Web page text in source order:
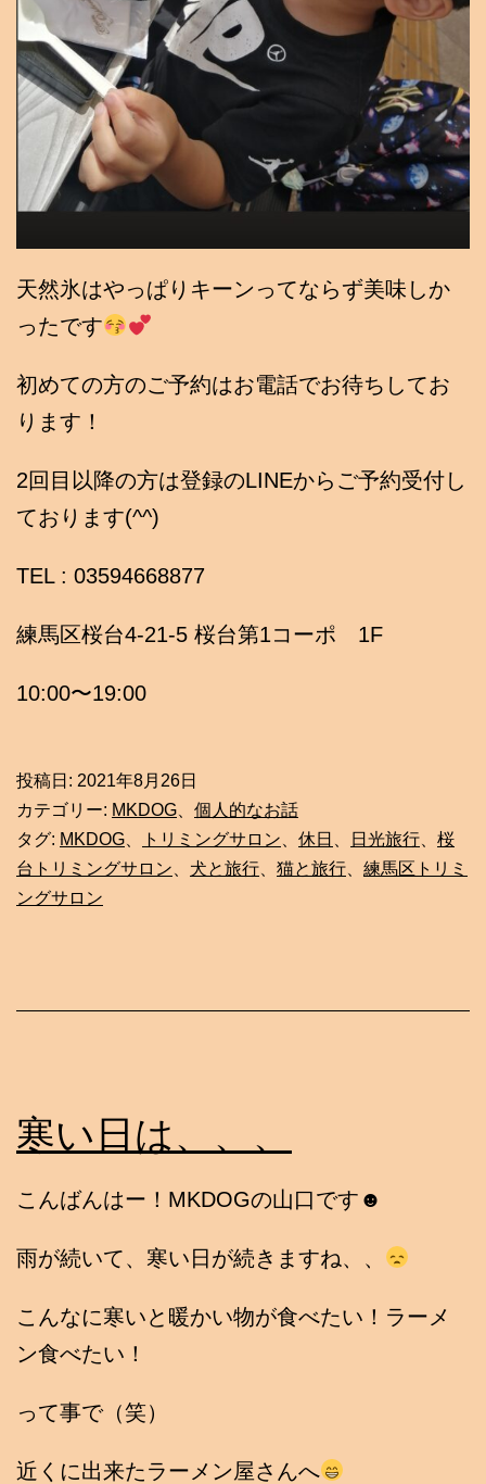
天然氷はやっぱりキーンってならず美味しか
ったです
初めての方のご予約はお電話でお待ちしてお
ります！
2回目以降の方は登録のLINEからご予約受付し
ております(^^)
TEL : 03594668877
練馬区桜台4-21-5 桜台第1コーポ 1F
10:00〜19:00
投稿日: 2021年8月26日
カテゴリー: MKDOG
個人的なお話
タグ: MKDOG トリミングサロン 休日 日光旅行
桜
台トリミングサロン
犬と旅行 猫と旅行
練馬区トリミ
ングサロン
寒い日は、、、
こんばんはー！MKDOGの山口です☻
雨が続いて、寒い日が続きますね、、
こんなに寒いと暖かい物が食べたい！ラーメ
ン食べたい！
って事で（笑）
近くに出来たラーメン屋さんへ